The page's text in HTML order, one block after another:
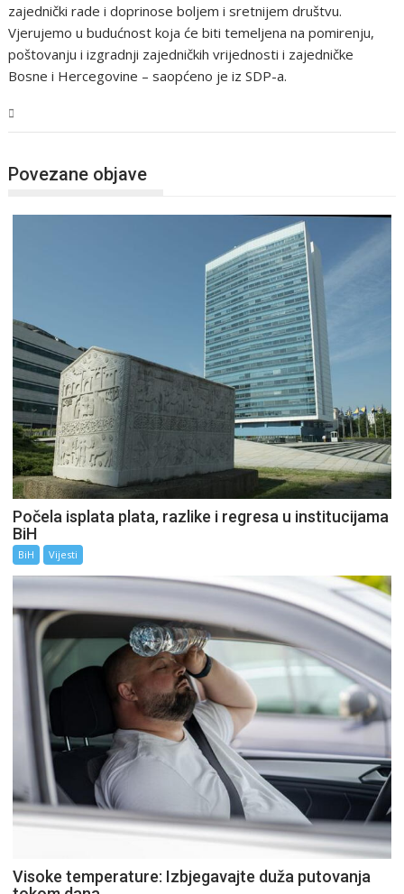
zajednički rade i doprinose boljem i sretnijem društvu.
Vjerujemo u budućnost koja će biti temeljena na pomirenju,
poštovanju i izgradnji zajedničkih vrijednosti i zajedničke
Bosne i Hercegovine – saopćeno je iz SDP-a.
Povezane objave
Počela isplata plata, razlike i regresa u institucijama
BiH
BiH Vijesti
Visoke temperature: Izbjegavajte duža putovanja